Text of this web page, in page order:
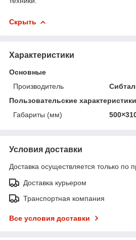
Скрыть
Характеристики
Основные
Производитель
Пользовательские характеристики
Габариты (мм)
Условия доставки
Доставка осуществляется только по
Доставка курьером
Транспортная компания
Все условия доставки